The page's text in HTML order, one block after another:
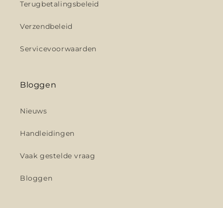
Terugbetalingsbeleid
Verzendbeleid
Servicevoorwaarden
Bloggen
Nieuws
Handleidingen
Vaak gestelde vraag
Bloggen